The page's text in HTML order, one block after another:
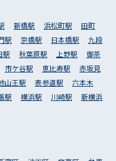
新橋駅 浜松町駅
田町
駅 京橋駅 日本橋駅
九段
駅 秋葉原駅 上野駅
御茶
市ケ谷駅 恵比寿駅
赤坂見
山王駅 表参道駅
六本木
駅 横浜駅 川崎駅
新横浜